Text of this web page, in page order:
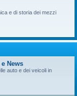
e di storia dei mezzi
News
auto e dei veicoli in